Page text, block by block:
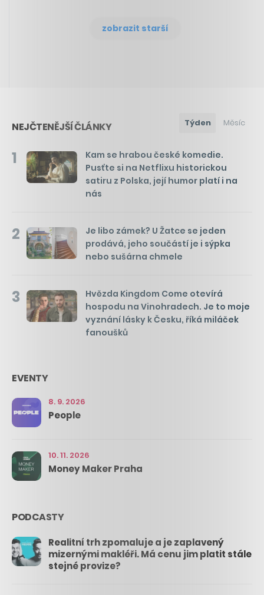
zobrazit starší
NEJČTENĚJŠÍ ČLÁNKY Týden Měsíc
1
Kam se hrabou české komedie.
Pusťte si na Netflixu historickou
satiru z Polska, její humor platí i na
nás
2
Je libo zámek? U Žatce se jeden
prodává, jeho součástí je i sýpka
nebo sušárna chmele
3
Hvězda Kingdom Come otevírá
hospodu na Vinohradech. Je to moje
vyznání lásky k Česku, říká miláček
fanoušků
EVENTY
8. 9. 2026
People
10. 11. 2026
Money Maker Praha
PODCASTY
Realitní trh zpomaluje a je zaplavený
mizernými makléři. Má cenu jim platit stále
stejné provize?